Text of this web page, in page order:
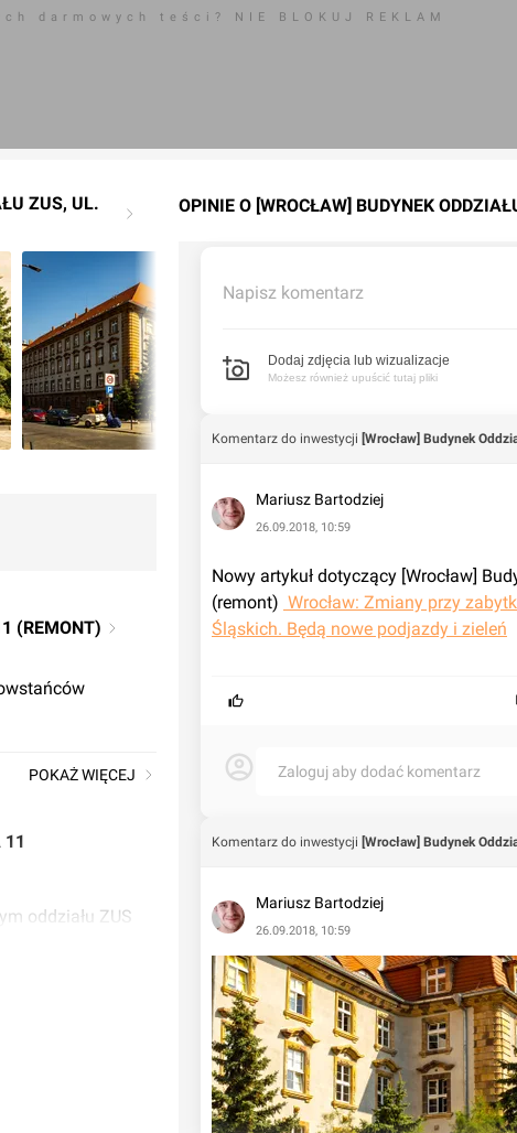
darmowych teści? NIE BLOKUJ REKLAM
ZUS, UL.
(REMONT)
POKAŻ WIĘCEJ
11
oddziału ZUS
OPINIE O [WROCŁAW] BUDYNEK
Napisz komentarz
Dodaj zdjęcia lub wizualizacje
Możesz również upuścić tutaj pliki
Komentarz do inwestycji [Wrocław] Budynek
Mariusz Bartodziej
26.09.2018, 10:59
Nowy artykuł dotyczący [Wrocław]
(remont) Wrocław: Zmiany przy
Śląskich. Będą nowe podjazdy i zieleń
Zaloguj aby dodać komentarz
Komentarz do inwestycji [Wrocław] Budynek
Mariusz Bartodziej
26.09.2018, 10:59